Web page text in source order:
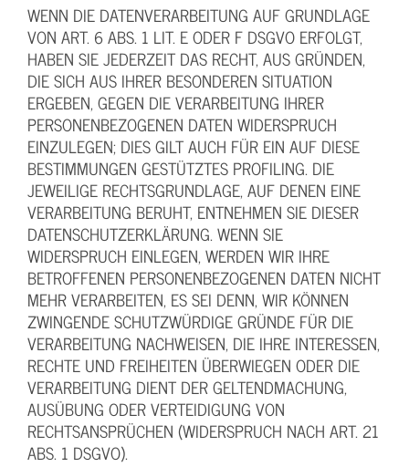
WENN DIE DATENVERARBEITUNG AUF GRUNDLAGE
VON ART. 6 ABS. 1 LIT. E ODER F DSGVO ERFOLGT,
HABEN SIE JEDERZEIT DAS RECHT, AUS GRÜNDEN,
DIE SICH AUS IHRER BESONDEREN SITUATION
ERGEBEN, GEGEN DIE VERARBEITUNG IHRER
PERSONENBEZOGENEN DATEN WIDERSPRUCH
EINZULEGEN; DIES GILT AUCH FÜR EIN AUF DIESE
BESTIMMUNGEN GESTÜTZTES PROFILING. DIE
JEWEILIGE RECHTSGRUNDLAGE, AUF DENEN EINE
VERARBEITUNG BERUHT, ENTNEHMEN SIE DIESER
DATENSCHUTZERKLÄRUNG. WENN SIE
WIDERSPRUCH EINLEGEN, WERDEN WIR IHRE
BETROFFENEN PERSONENBEZOGENEN DATEN NICHT
MEHR VERARBEITEN, ES SEI DENN, WIR KÖNNEN
ZWINGENDE SCHUTZWÜRDIGE GRÜNDE FÜR DIE
VERARBEITUNG NACHWEISEN, DIE IHRE INTERESSEN,
RECHTE UND FREIHEITEN ÜBERWIEGEN ODER DIE
VERARBEITUNG DIENT DER GELTENDMACHUNG,
AUSÜBUNG ODER VERTEIDIGUNG VON
RECHTSANSPRÜCHEN (WIDERSPRUCH NACH ART. 21
ABS. 1 DSGVO).